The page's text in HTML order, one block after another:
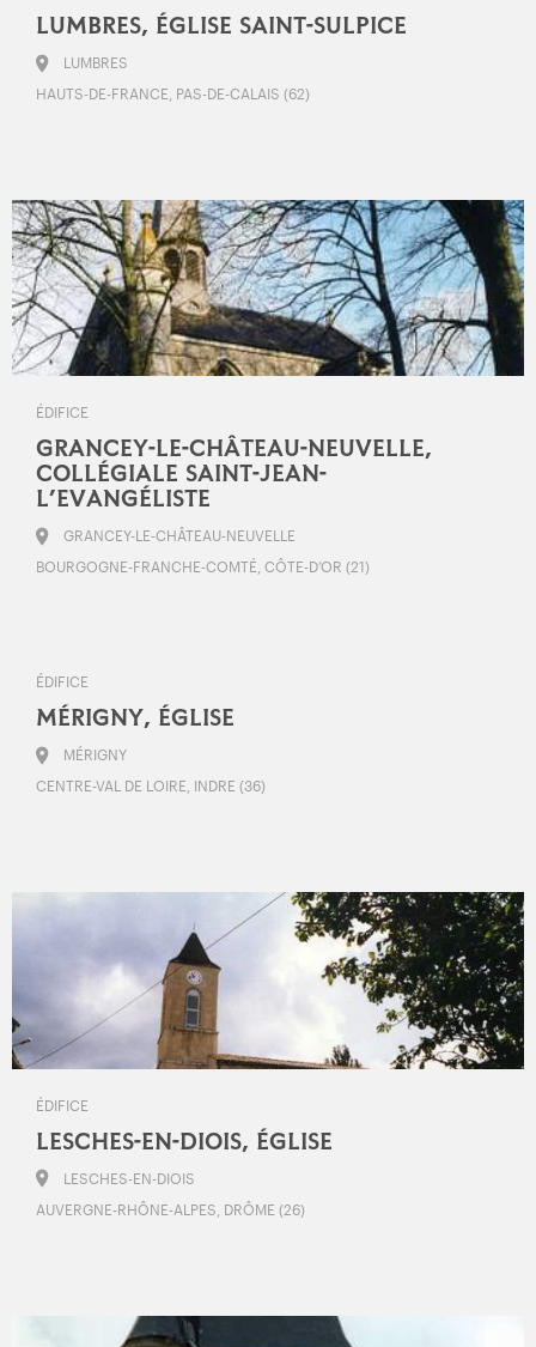
LUMBRES, ÉGLISE SAINT-SULPICE
LUMBRES
HAUTS-DE-FRANCE, PAS-DE-CALAIS (62)
ÉDIFICE
GRANCEY-LE-CHÂTEAU-NEUVELLE,
COLLÉGIALE SAINT-JEAN-
L’EVANGÉLISTE
GRANCEY-LE-CHÂTEAU-NEUVELLE
BOURGOGNE-FRANCHE-COMTÉ, CÔTE-D’OR (21)
ÉDIFICE
MÉRIGNY, ÉGLISE
MÉRIGNY
CENTRE-VAL DE LOIRE, INDRE (36)
ÉDIFICE
LESCHES-EN-DIOIS, ÉGLISE
LESCHES-EN-DIOIS
AUVERGNE-RHÔNE-ALPES, DRÔME (26)